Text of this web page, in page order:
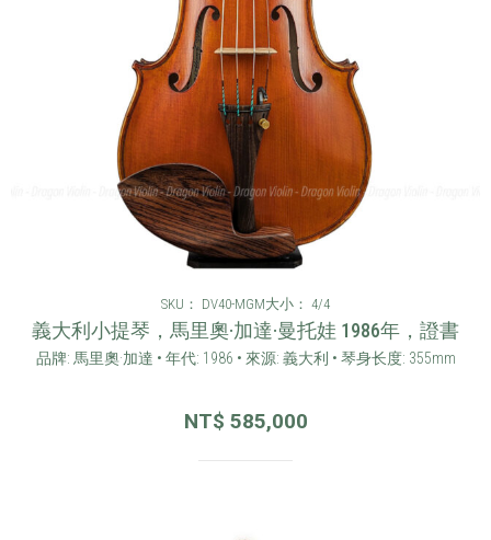
SKU： DV40-MGM大小： 4/4
義大利小提琴，馬里奧·加達·曼托娃 1986年，證書
品牌: 馬里奧·加達 • 年代: 1986 • 來源: 義大利 • 琴身长度: 355mm
NT$ 585,000